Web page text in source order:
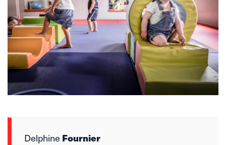
Delphine Fournier